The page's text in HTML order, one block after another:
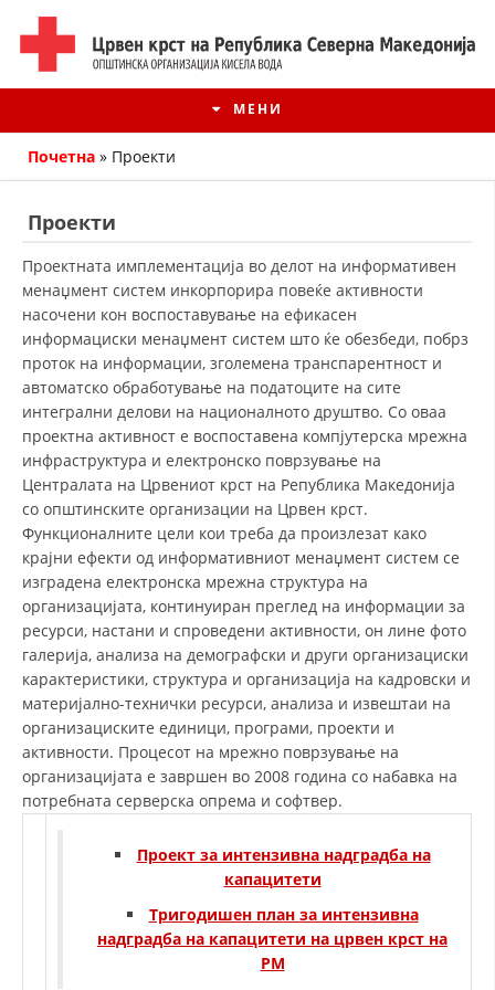
МЕНИ
ИСТОРИЈАТ НА ЦКРМ
ИСТОРИЈАТ НА ДВИЖЕЊЕТО
КОНТАКТ ИНФОРМАЦИИ
ЧЛЕНСТВО ВО ПРОФЕСИОНАЛНИ ТЕЛА
ЗАКОН ЗА ЦКРМ
ОРГАНИЗАЦИЈА И РАЗВОЈ
СОБРАНИЕ
Почетна » Проекти
Проекти
Проектната имплементација во делот на информативен
менаџмент систем инкорпорира повеќе активности
насочени кон воспоставување на ефикасен
информациски менаџмент систем што ќе обезбеди, побрз
проток на информации, зголемена транспарентност и
автоматско обработување на податоците на сите
интегрални делови на националното друштво. Со оваа
проектна активност е воспоставена компјутерска мрежна
инфраструктура и електронско поврзување на
Централата на Црвениот крст на Република Македонија
со општинските организации на Црвен крст.
Функционалните цели кои треба да произлезат како
крајни ефекти од информативниот менаџмент систем се
изградена електронска мрежна структура на
организацијата, континуиран преглед на информации за
ресурси, настани и спроведени активности, он лине фото
галерија, анализа на демографски и други организациски
карактеристики, структура и организација на кадровски и
материјално-технички ресурси, анализа и извештаи на
организациските единици, програми, проекти и
активности. Процесот на мрежно поврзување на
организацијата е завршен во 2008 година со набавка на
потребната серверска опрема и софтвер.
Проект за интензивна надградба на
капацитети
Тригодишен план за интензивна
надградба на капацитети на црвен крст на
РМ